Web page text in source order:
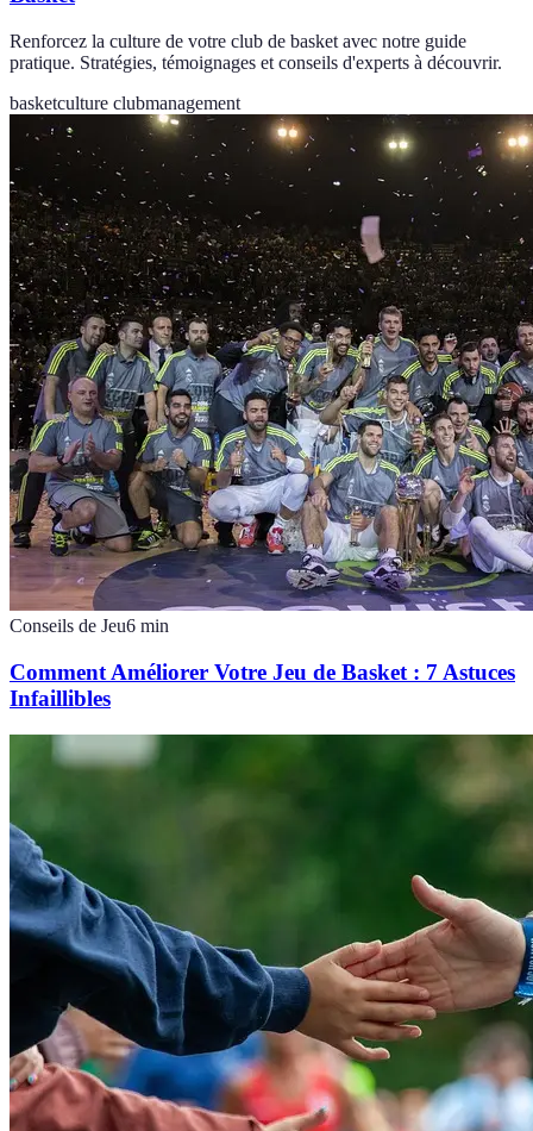
Renforcez la culture de votre club de basket avec notre guide
pratique. Stratégies, témoignages et conseils d'experts à découvrir.
basketculture clubmanagement
Conseils de Jeu6 min
Comment Améliorer Votre Jeu de Basket : 7 Astuces
Infaillibles